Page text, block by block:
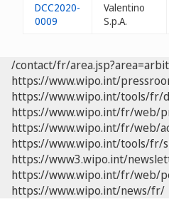
DCC2020-
0009
Valentino
S.p.A.
/contact/fr/
https://www.wipo.int/
https://www.wipo.int/tools/fr/
https://www.wipo.int/fr/web/
https://www.wipo.int/fr/web/
https://www.wipo.int/tools/fr/
https://www3.wipo.int/
https://www.wipo.int/fr/web/
https://www.wipo.int/news/fr/